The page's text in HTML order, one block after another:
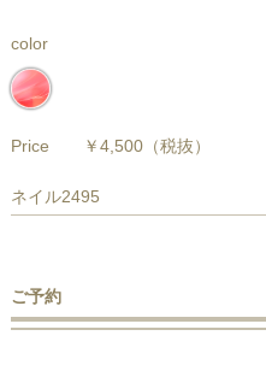
color
Price ￥4,500（税抜）
ネイル2495
ご予約